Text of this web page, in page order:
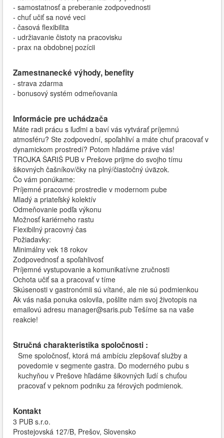
- samostatnosť a preberanie zodpovednosti
- chuť učiť sa nové veci
- časová flexibilita
- udržiavanie čistoty na pracovisku
- prax na obdobnej pozícii
Zamestnanecké výhody, benefity
- strava zdarma
- bonusový systém odmeňovania
Informácie pre uchádzača
Máte radi prácu s ľuďmi a baví vás vytvárať príjemnú
atmosféru? Ste zodpovední, spoľahliví a máte chuť pracovať v
dynamickom prostredí? Potom hľadáme práve vás!
TROJKA ŠARIŠ PUB v Prešove prijme do svojho tímu
šikovných čašníkov/čky na plný/čiastočný úväzok.
Čo vám ponúkame:
Príjemné pracovné prostredie v modernom pube
Mladý a priateľský kolektív
Odmeňovanie podľa výkonu
Možnosť kariérneho rastu
Flexibilný pracovný čas
Požiadavky:
Minimálny vek 18 rokov
Zodpovednosť a spoľahlivosť
Príjemné vystupovanie a komunikatívne zručnosti
Ochota učiť sa a pracovať v tíme
Skúsenosti v gastronómii sú vítané, ale nie sú podmienkou
Ak vás naša ponuka oslovila, pošlite nám svoj životopis na
emailovú adresu manager@saris.pub Tešíme sa na vaše
reakcie!
Stručná charakteristika spoločnosti :
Sme spoločnosť, ktorá má ambíciu zlepšovať služby a
povedomie v segmente gastra. Do moderného pubu s
kuchyňou v Prešove hľadáme šikovných ľudí s chuťou
pracovať v peknom podniku za férových podmienok.
Kontakt
3 PUB s.r.o.
Prostejovská 127/B, Prešov, Slovensko